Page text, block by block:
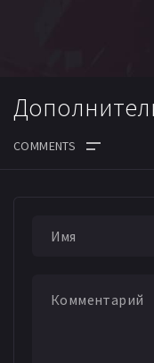
излишеств. Фигура